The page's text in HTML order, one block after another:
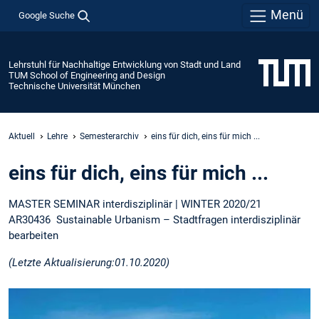
Google Suche Menü
Lehrstuhl für Nachhaltige Entwicklung von Stadt und Land
TUM School of Engineering and Design
Technische Universität München
Aktuell Lehre Semesterarchiv eins für dich, eins für mich ...
eins für dich, eins für mich ...
MASTER SEMINAR interdisziplinär | WINTER 2020/21
AR30436 Sustainable Urbanism – Stadtfragen interdisziplinär
bearbeiten
(Letzte Aktualisierung:01.10.2020)